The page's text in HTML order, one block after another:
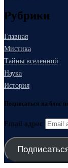
Рубрики
Главная
Мистика
Тайны вселенной
Наука
История
Подписаться на блог
Email адрес